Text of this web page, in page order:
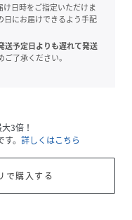
日時をご指定いただけま
日にお届けできるよう手配
予定日よりも遅れて発送
了承ください。
3倍！
。 詳しくはこちら
購入する